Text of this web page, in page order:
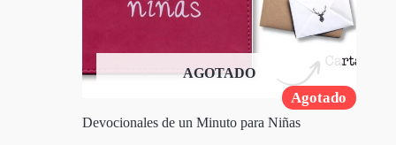
Agotado
AGOTADO
Devocionales de un Minuto para Niñas